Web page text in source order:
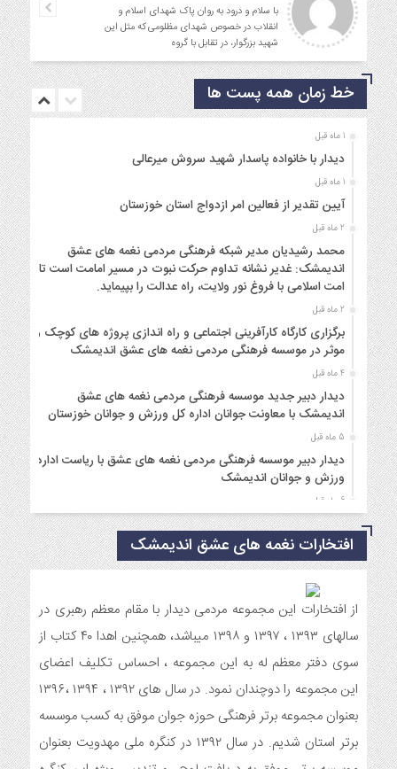
با سلام و درود به روان پاک شهدای اسلام و
انقلاب در خصوص شهدای مظلومی که مثل این
شهید بزرگوار، در تقابل با گروه
خط زمان همه پست ها
1 ماه قبل
دیدار با خانواده پاسدار شهید سروش میرعالی
1 ماه قبل
آیین تقدیر از فعالین امر ازدواج استان خوزستان
2 ماه قبل
محمد رشیدیان مدیر شبکه فرهنگی مردمی نغمه های عشق
اندیمشک: غدیر نشانه تداوم حرکت نبوت در مسیر امامت است تا
امت اسلامی با فروغ نور ولایت، راه عدالت را بپیماید.
2 ماه قبل
برگزاری کارگاه کارآفرینی اجتماعی و راه اندازی پروژه های کوچک و
موثر در موسسه فرهنگی مردمی نغمه های عشق اندیمشک
4 ماه قبل
دیدار دبیر جدید موسسه فرهنگی مردمی نغمه های عشق
اندیمشک با معاونت جوانان اداره کل ورزش و جوانان خوزستان
5 ماه قبل
دیدار دبیر موسسه فرهنگی مردمی نغمه های عشق با ریاست اداره
ورزش و جوانان اندیمشک
6 ماه قبل
مراسم دورهمی خانوادگی با عنوان کافه شادی مهدوی به مناسبت
نیمه شعبان و دهه فجر و هفته ی جوان در اندیمشک برگزار شد.
6 ماه قبل
مراسم جشن ولادت امام زمان (عج) و جشن فجر انقلاب اسلامی و
هفته ی جوان در اندیمشک برگزار شد.
6 ماه قبل
تشریح برنامه های دهه مهدویت شبکه فرهنگی مردمی نغمه های
عشق اندیمشک
7 ماه قبل
توزیع بسته جشن تکلیف به دختران سادات ایتام اندیمشک در شب
ولادت امام علی(ع)
افتخارات نغمه های عشق اندیمشک
از افتخارات این مجموعه مردمی دیدار با مقام معظم رهبری در
سالهای ۱۳۹۳ ، ۱۳۹۷ و ۱۳۹۸ میباشد، همچنین اهدا ۴۰ کتاب از
سوی دفتر معظم له به این مجموعه ، احساس تکلیف اعضای
این مجموعه را دوچندان نمود. در سال های ۱۳۹۲ ، ۱۳۹۴ ،۱۳۹۶
بعنوان مجموعه برتر فرهنگی حوزه جوان موفق به کسب موسسه
برتر استان شدیم. در سال ۱۳۹۲ در کنگره ملی مهدویت بعنوان